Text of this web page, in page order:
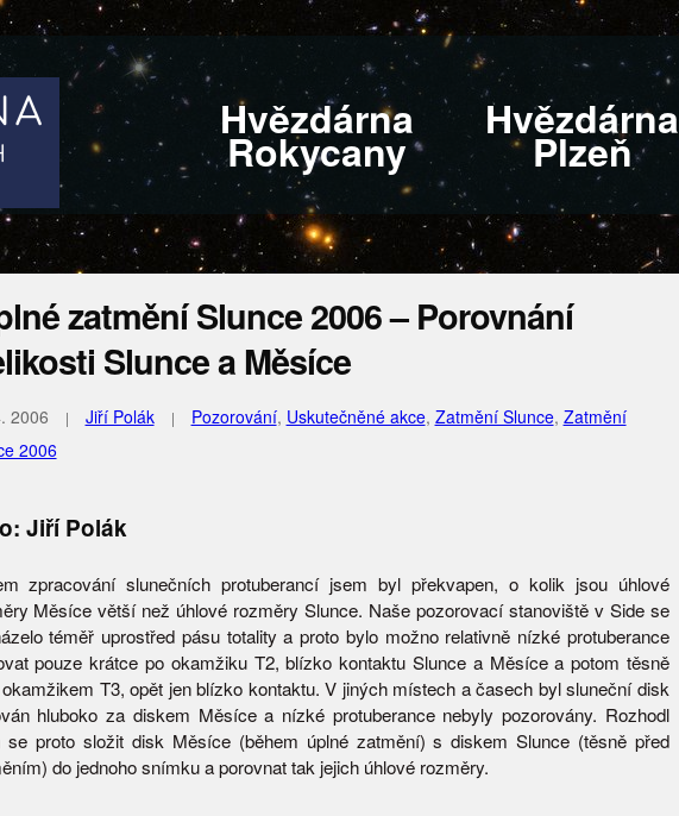
Hvězdárna
Rokycany
Hvězdárna
Plzeň
zatmění Slunce 2006 – Porovnání
Slunce a Měsíce
2006 Jiří Polák Pozorování, Uskutečněné akce, Zatmění Slunce, Zatmění
2006
Jiří Polák
zpracování slunečních protuberancí jsem byl překvapen, o kolik jsou úhlové
Měsíce větší než úhlové rozměry Slunce. Naše pozorovací stanoviště v Side se
téměř uprostřed pásu totality a proto bylo možno relativně nízké protuberance
pouze krátce po okamžiku T2, blízko kontaktu Slunce a Měsíce a potom těsně
T3, opět jen blízko kontaktu. V jiných místech a časech byl sluneční disk
hluboko za diskem Měsíce a nízké protuberance nebyly pozorovány. Rozhodl
se proto složit disk Měsíce (během úplné zatmění) s diskem Slunce (těsně před
do jednoho snímku a porovnat tak jejich úhlové rozměry.